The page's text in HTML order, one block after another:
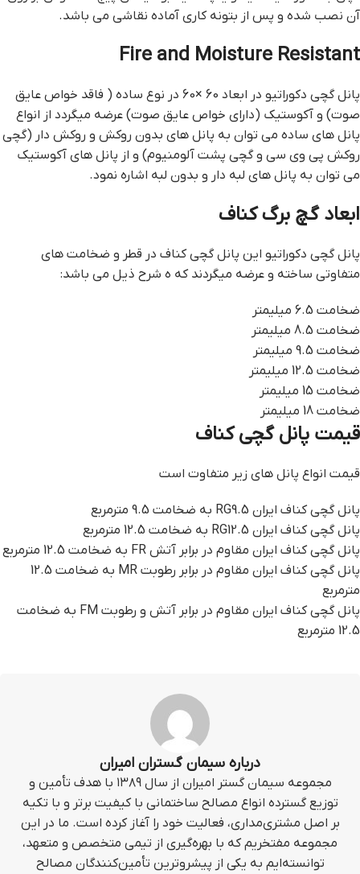
آن نصب شده و پس از بتونه کاری آماده نقاشی می باشد.
Fire and Moisture Resistant
پانل گچی دکوراتیو در ابعاد 60 ×60 در نوع ساده ( فاقد خواص عایق
صوت) و آکوستیک (دارای خواص عایق صوت) عرضه میگردد از انواع
پانل های ساده می توان به پانل های بدون روکش و روکش دار (گچی
روکش پی وی سی و گچی پشت آلومنیوم) و از پانل های آکوستیک
می توان به پانل های لبه دار و بدون لبه اشاره نمود.
ابعاد گچ برگ کناف
پانل گچی دکوراتیو این پانل گچی کناف در قطر و ضخامت های
متفاوتی ساخته و عرضه میگردند که ه شرح ذیل می باشد:
ضخامت 6.5 میلیمتر
ضخامت 8.5 میلیمتر
ضخامت 9.5 میلیمتر
ضخامت 12.5 میلیمتر
ضخامت 15 میلیمتر
ضخامت 18 میلیمتر
قیمت پانل گچی کناف
قیمت انواع پانل های زیر متفاوت است
پانل گچی کناف ایران RG9.5 به ضخامت 9.5 مترمربع
پانل گچی کناف ایران RG12.5 به ضخامت 12.5 مترمربع
پانل گچی کناف ایران مقاوم در برابر آتش FR به ضخامت 12.5 مترمربع
پانل گچی کناف ایران مقاوم در برابر رطوبت MR به ضخامت 12.5
مترمربع
پانل گچی کناف ایران مقاوم در برابر آتش و رطوبت FM به ضخامت
12.5 مترمربع
درباره سیمان گستران امیران
مجموعه سیمان گستر امیران از سال ۱۳۸۹ با هدف تأمین و
توزیع گسترده انواع مصالح ساختمانی با کیفیت برتر و با تکیه
بر اصل مشتری‌مداری، فعالیت خود را آغاز کرده است. ما در این
مجموعه مفتخریم که با بهره‌گیری از تیمی متخصص و متعهد،
توانسته‌ایم به یکی از پیشروترین تأمین‌کنندگان مصالح